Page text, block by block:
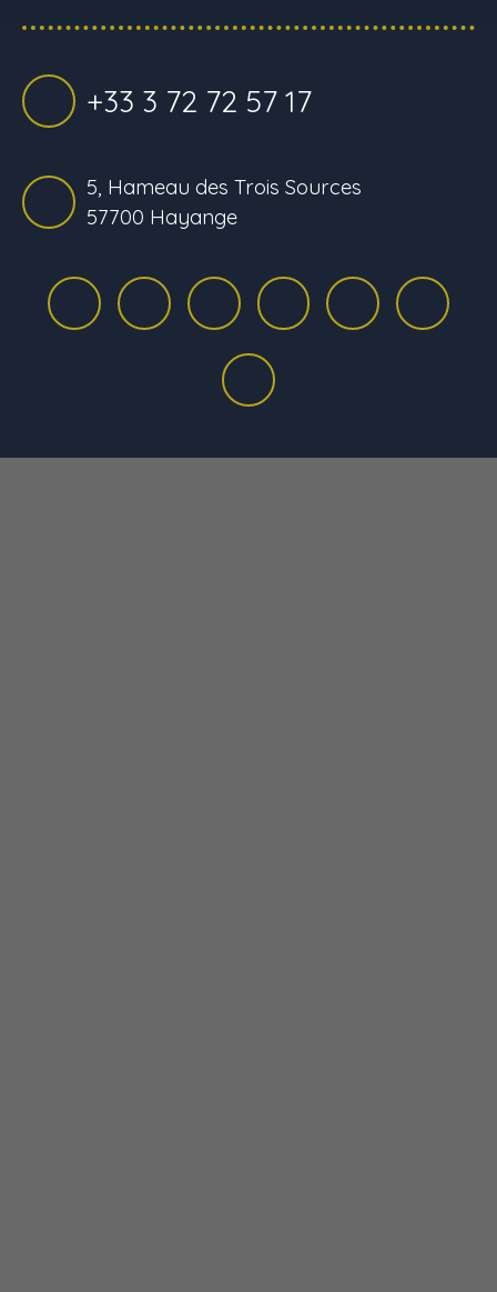
+33 3 72 72 57 17
5, Hameau des Trois Sources
57700 Hayange